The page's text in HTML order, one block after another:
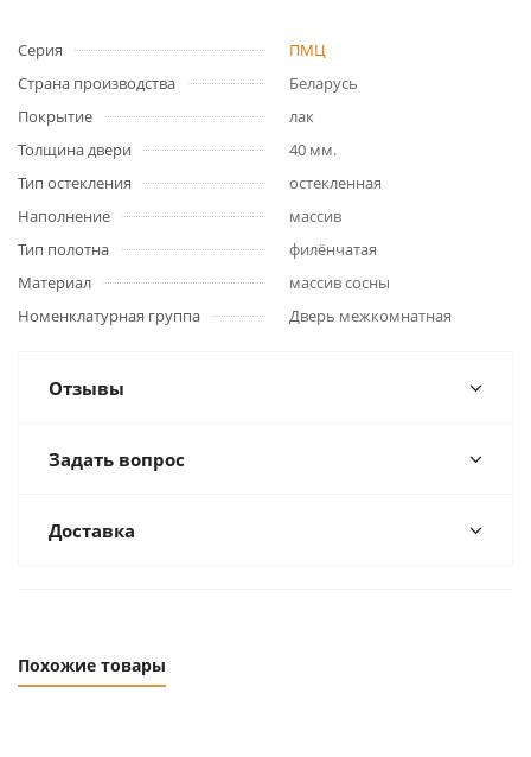
Серия
ПМЦ
Страна производства
Беларусь
Покрытие
лак
Толщина двери
40 мм.
Тип остекления
остекленная
Наполнение
массив
Тип полотна
филёнчатая
Материал
массив сосны
Номенклатурная группа
Дверь межкомнатная
Отзывы
Задать вопрос
Доставка
Похожие товары